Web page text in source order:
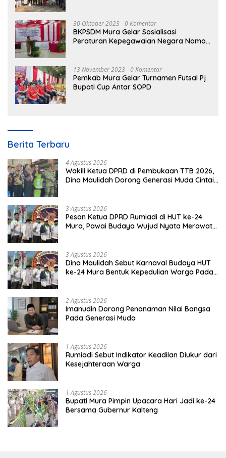
30 Oktober 2023 0 Komentar
BKPSDM Mura Gelar Sosialisasi
Peraturan Kepegawaian Negara Nomor
13 November 2023 0 Komentar
Pemkab Mura Gelar Turnamen Futsal Pj
Bupati Cup Antar SOPD
Berita Terbaru
4 Agustus 2026
Wakili Ketua DPRD di Pembukaan TTB 2026,
Dina Maulidah Dorong Generasi Muda Cintai
3 Agustus 2026
Pesan Ketua DPRD Rumiadi di HUT ke-24
Mura, Pawai Budaya Wujud Nyata Merawat
3 Agustus 2026
Dina Maulidah Sebut Karnaval Budaya HUT
ke-24 Mura Bentuk Kepedulian Warga Pada
2 Agustus 2026
Imanudin Dorong Penanaman Nilai Bangsa
Pada Generasi Muda
1 Agustus 2026
Rumiadi Sebut Indikator Keadilan Diukur dari
Kesejahteraan Warga
1 Agustus 2026
Bupati Mura Pimpin Upacara Hari Jadi ke-24
Bersama Gubernur Kalteng